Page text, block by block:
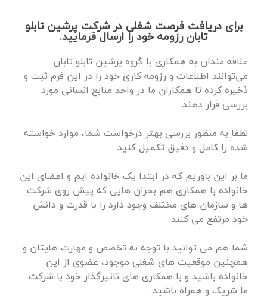
برای دریافت فرصت شغلی در شرکت پرشین تابلو
تابان رزومه خود را ارسال فرمایید.
علاقه مندان به همکاری با گروه پرشین تابلو تابان
می‌توانند اطلاعات و رزومه کاری خود را در این فرم ثبت و
ذخیره کرده تا همکاران ما در واحد منابع انسانی مورد
بررسی قرار دهند.
لطفا به منظور بررسی بهتر درخواست شما، موارد خواسته
شده را کامل و دقیق تکمیل کنید.
ما بر این باوریم که در ابتدا یک خانواده ایم و اعضای این
خانواده با همکاری هم بحران هایی که پیش روی شرکت
ها و سازمان های مختلف وجود دارد را با قدرت و دانش
خود مرتفع می کنند.
شما هم می توانید با توجه به تخصص و مهارت هایتان و
همچنین موقعیت های شغلی موجود، عضوی از این
خانواده باشید و با همکاری های تاثیرگذار خود با شرکت
ما شریک و همراه باشید.